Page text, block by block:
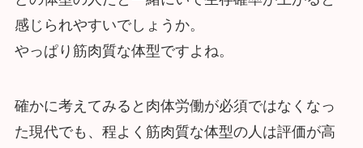
感じられやすいでしょうか。
やっぱり筋肉質な体型ですよね。
確かに考えてみると肉体労働が必須ではなくなっ
た現代でも、程よく筋肉質な体型の人は評価が高